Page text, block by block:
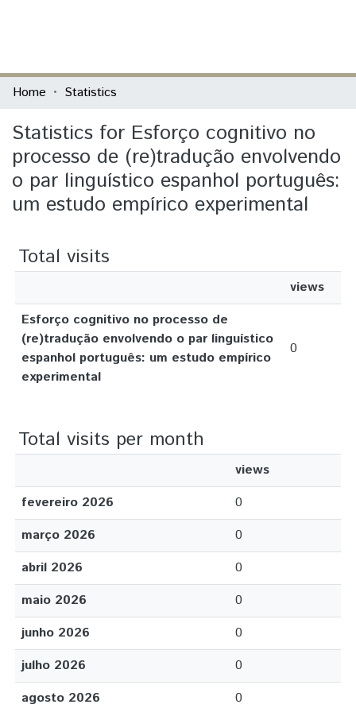
Communities & Collections
All of DSpace
Home Statistics
Statistics for Esforço cognitivo no
processo de (re)tradução envolvendo
o par linguístico espanhol português:
um estudo empírico experimental
Total visits
views
Esforço cognitivo no processo de
(re)tradução envolvendo o par linguístico
espanhol português: um estudo empírico
experimental
0
Total visits per month
views
fevereiro 2026
0
março 2026
0
abril 2026
0
maio 2026
0
junho 2026
0
julho 2026
0
agosto 2026
0